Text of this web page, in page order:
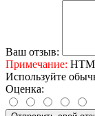
Ваш отзыв:
Примечание:
Используйте
Оценка: